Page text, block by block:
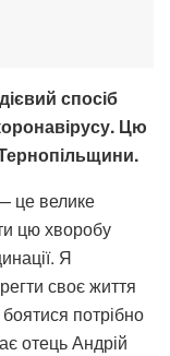
спосіб
Цю
це велике
цю хворобу
Я
своє життя
потрібно
отець Андрій